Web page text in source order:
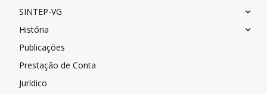
SINTEP-VG
História
Publicações
Prestação de Conta
Jurídico